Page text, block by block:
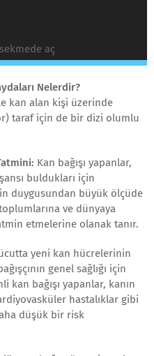
aç
Nelerdir?
kan alan kişi üzerinde
taraf için de bir dizi olumlu
Kan bağışı yapanlar,
buldukları için
duygusundan büyük ölçüde
ve dünyaya
etmelerine olanak tanır.
yeni kan hücrelerinin
genel sağlığı için
bağışı yapanlar, kanın
hastalıklar gibi
düşük bir risk